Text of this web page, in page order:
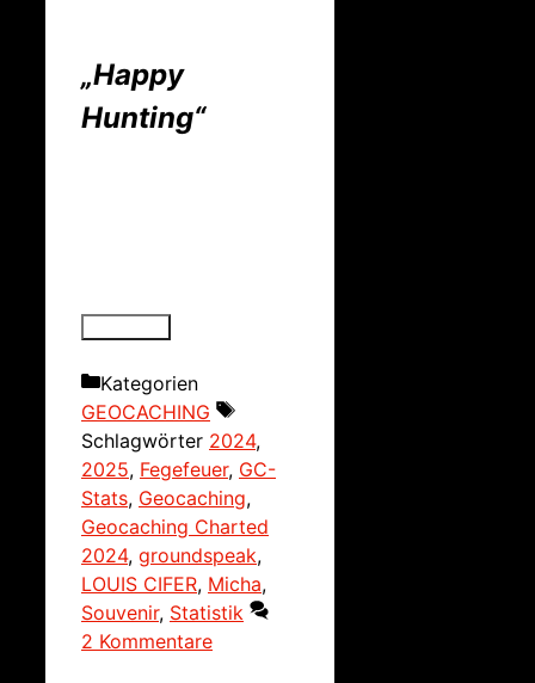
„Happy
Hunting“
Kategorien
GEOCACHING
Schlagwörter 2024,
2025, Fegefeuer, GC-
Stats, Geocaching,
Geocaching Charted
2024, groundspeak,
LOUIS CIFER, Micha,
Souvenir, Statistik
2 Kommentare